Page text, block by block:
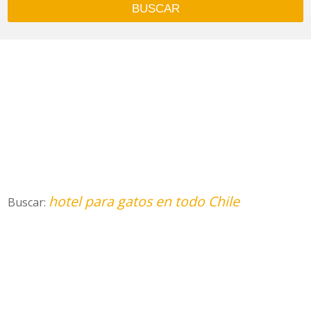
Buscar: hotel para gatos en todo Chile